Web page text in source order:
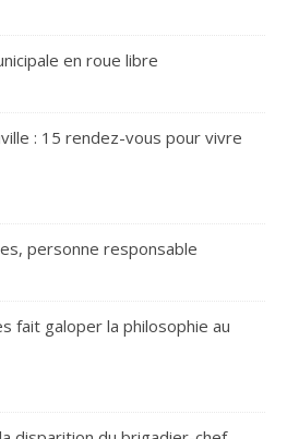
en roue libre
: 15 rendez-vous pour vivre
personne responsable
fait galoper la philosophie au